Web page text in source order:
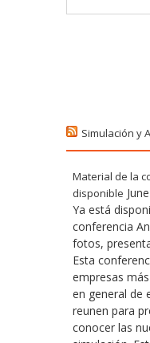
Simulación y
Material de la
disponible
Ya está
conferencia
fotos,
Esta
empresas
en general de
reunen para
conocer las